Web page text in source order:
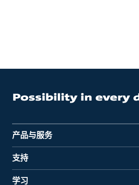
产品与服务
支持
学习